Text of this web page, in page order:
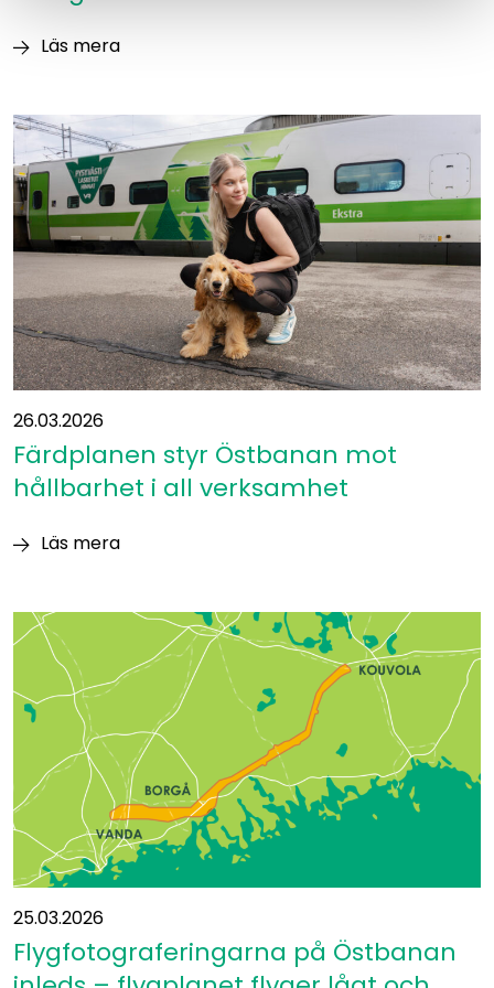
VandaLäs mera
bolagsstämma
2026
26.03.2026
Färdplanen styr Östbanan mot
hållbarhet i all verksamhet
Läs mera
Östbanan
mot
hållbarhet
i
all
verksamhet
25.03.2026
Flygfotograferingarna på Östbanan